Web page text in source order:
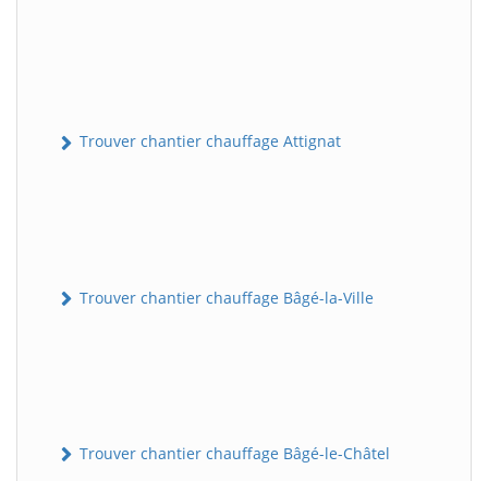
Trouver chantier chauffage Attignat
Trouver chantier chauffage Bâgé-la-Ville
Trouver chantier chauffage Bâgé-le-Châtel